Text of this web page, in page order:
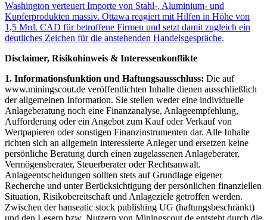
Washington verteuert Importe von Stahl-, Aluminium- und
Kupferprodukten massiv. Ottawa reagiert mit Hilfen in Höhe von
1,5 Mrd. CAD für betroffene Firmen und setzt damit zugleich ein
deutliches Zeichen für die anstehenden Handelsgespräche.
Disclaimer, Risikohinweis & Interessenkonflikte
1. Informationsfunktion und Haftungsausschluss: Die auf
www.miningscout.de veröffentlichten Inhalte dienen ausschließlich
der allgemeinen Information. Sie stellen weder eine individuelle
Anlageberatung noch eine Finanzanalyse, Anlageempfehlung,
Aufforderung oder ein Angebot zum Kauf oder Verkauf von
Wertpapieren oder sonstigen Finanzinstrumenten dar. Alle Inhalte
richten sich an allgemein interessierte Anleger und ersetzen keine
persönliche Beratung durch einen zugelassenen Anlageberater,
Vermögensberater, Steuerberater oder Rechtsanwalt.
Anlageentscheidungen sollten stets auf Grundlage eigener
Recherche und unter Berücksichtigung der persönlichen finanziellen
Situation, Risikobereitschaft und Anlageziele getroffen werden.
Zwischen der hanseatic stock publishing UG (haftungsbeschränkt)
und den Lesern bzw. Nutzern von Miningscout.de entsteht durch die